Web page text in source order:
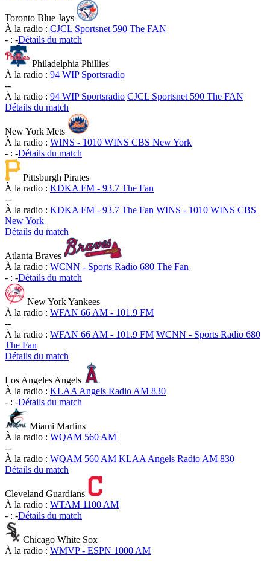
Toronto Blue Jays
À la radio : CJCL Sportsnet 590 The FAN
- : -Détails du match
Philadelphia Phillies
À la radio : 94 WIP Sportsradio
--
À la radio : 94 WIP Sportsradio CJCL Sportsnet 590 The FAN
Détails du match
New York Mets
À la radio : WINS - 1010 WINS CBS New York
- : -Détails du match
Pittsburgh Pirates
À la radio : KDKA FM - 93.7 The Fan
--
À la radio : KDKA FM - 93.7 The Fan WINS - 1010 WINS CBS
New York
Détails du match
Atlanta Braves
À la radio : WCNN - Sports Radio 680 The Fan
- : -Détails du match
New York Yankees
À la radio : WFAN 66 AM - 101.9 FM
--
À la radio : WFAN 66 AM - 101.9 FM WCNN - Sports Radio 680
The Fan
Détails du match
Los Angeles Angels
À la radio : KLAA Angels Radio AM 830
- : -Détails du match
Miami Marlins
À la radio : WQAM 560 AM
--
À la radio : WQAM 560 AM KLAA Angels Radio AM 830
Détails du match
Cleveland Guardians
À la radio : WTAM 1100 AM
- : -Détails du match
Chicago White Sox
À la radio : WMVP - ESPN 1000 AM